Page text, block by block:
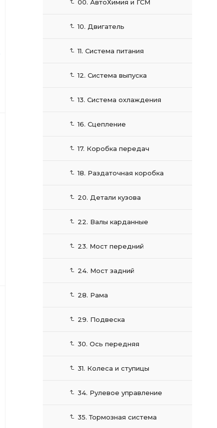
00. АвтоХимия и ГСМ
10. Двигатель
11. Система питания
12. Система выпуска
13. Система охлаждения
16. Сцепление
17. Коробка передач
18. Раздаточная коробка
20. Детали кузова
22. Валы карданные
23. Мост передний
24. Мост задний
28. Рама
29. Подвеска
30. Ось передняя
31. Колеса и ступицы
34. Рулевое управление
35. Тормозная система